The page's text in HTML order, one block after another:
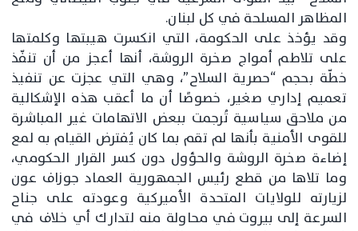
المظاهر المسلحة في كل لبنان.
وقد يؤخذ على الحكومة، التي انكسرت هيبتها وكلمتها
على تلاطم أمواج صخرة الروشة، أنها أعجز من أن تنفّذ
خطّة بحجم “حصرية السلاح”، وهي التي عجزت عن تنفيذ
تعميم إداري صغير، خصوصًا أن ما أعقب هذه الإشكالية
من ملاحق سياسية تُرجمت ببعض الاتهامات غير المباشرة
للقوى الأمنية بأنها لم تقم بما كان يُفترض القيام به لمع
إضاءة صخرة الروشة والحؤول دون كسر القرار الحكومي،
وما تلاها من قطع رئيس الجمهورية العماد جوزاف عون
لزيارته للولايات المتحدة الأميركية وعودته على جناح
السرعة إلى بيروت في محاولة منه لتدارك أي خلاف في